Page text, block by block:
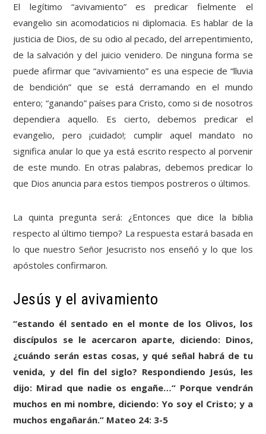
El legítimo “avivamiento” es predicar fielmente el
evangelio sin acomodaticios ni diplomacia. Es hablar de la
justicia de Dios, de su odio al pecado, del arrepentimiento,
de la salvación y del juicio venidero. De ninguna forma se
puede afirmar que “avivamiento” es una especie de “lluvia
de bendición” que se está derramando en el mundo
entero; “ganando” países para Cristo, como si de nosotros
dependiera aquello. Es cierto, debemos predicar el
evangelio, pero ¡cuidado!; cumplir aquel mandato no
significa anular lo que ya está escrito respecto al porvenir
de este mundo. En otras palabras, debemos predicar lo
que Dios anuncia para estos tiempos postreros o últimos.
La quinta pregunta será: ¿Entonces que dice la biblia
respecto al último tiempo? La respuesta estará basada en
lo que nuestro Señor Jesucristo nos enseñó y lo que los
apóstoles confirmaron.
Jesús y el avivamiento
“estando él sentado en el monte de los Olivos, los
discípulos se le acercaron aparte, diciendo: Dinos,
¿cuándo serán estas cosas, y qué señal habrá de tu
venida, y del fin del siglo? Respondiendo Jesús, les
dijo: Mirad que nadie os engañe…“ Porque vendrán
muchos en mi nombre, diciendo: Yo soy el Cristo; y a
muchos engañarán.” Mateo 24: 3-5